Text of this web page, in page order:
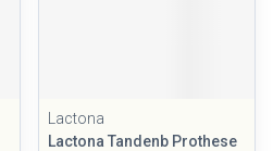
Lactona
Lactona Tandenb Prothese